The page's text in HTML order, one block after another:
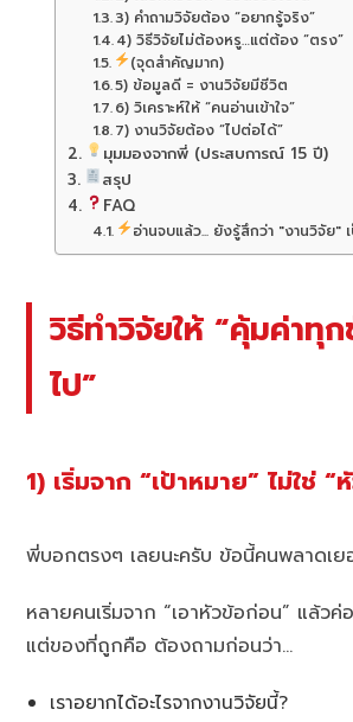
3) คำถามวิจัยต้อง “อยากรู้จริง”
4) วิธีวิจัยไม่ต้องหรู…แต่ต้อง “ตรง”
(จุดสำคัญมาก)
5) ข้อมูลดี = งานวิจัยมีชีวิต
6) วิเคราะห์ให้ “คนอ่านเข้าใจ”
7) งานวิจัยต้อง “ไปต่อได้”
มุมมองจากพี่ (ประสบการณ์ 15 ปี)
สรุป
FAQ
อ่านจบแล้ว... ยังรู้สึกว่า "งานวิจัย"
วิธีทำวิจัยให้ “คุ้มค่าทุ
ไป”
1) เริ่มจาก “เป้าหมาย” ไม่ใช่ “
พี่บอกตรงๆ เลยนะครับ ข้อนี้คนพลาดเย
หลายคนเริ่มจาก “เอาหัวข้อก่อน” แล้วค่
แต่ของที่ถูกคือ ต้องถามก่อนว่า…
เราอยากได้อะไรจากงานวิจัยนี้?